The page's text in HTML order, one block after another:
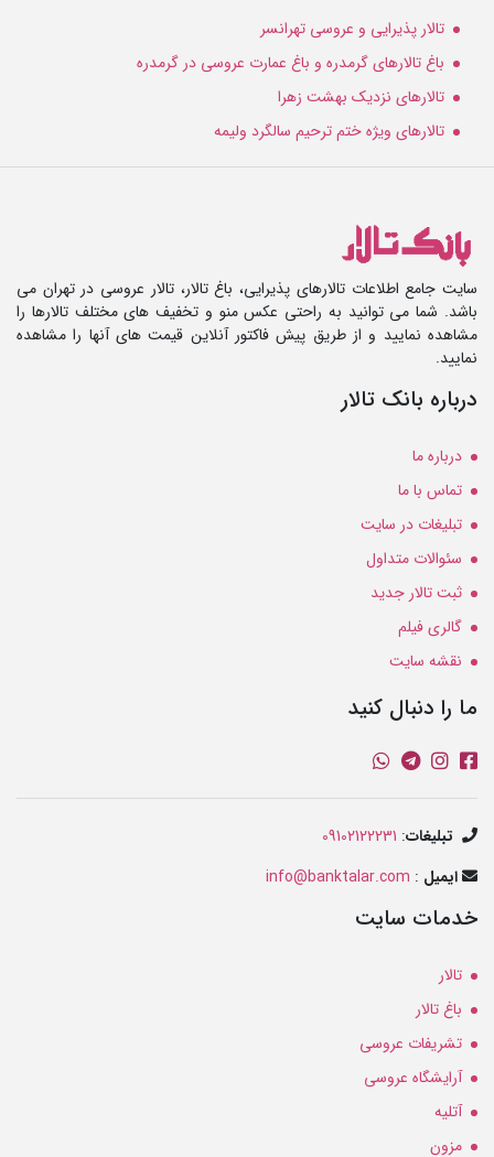
تالار پذیرایی و عروسی تهرانسر
باغ تالارهای گرمدره و باغ عمارت عروسی در گرمدره
تالارهای نزدیک بهشت زهرا
تالارهای ویژه ختم ترحیم سالگرد ولیمه
سایت جامع اطلاعات تالارهای پذیرایی، باغ تالار، تالار عروسی در تهران می
باشد. شما می توانید به راحتی عکس منو و تخفیف های مختلف تالارها را
مشاهده نمایید و از طریق پیش فاکتور آنلاین قیمت های آنها را مشاهده
نمایید.
درباره بانک تالار
درباره ما
تماس با ما
تبلیغات در سایت
سئوالات متداول
ثبت تالار جدید
گالری فیلم
نقشه سایت
ما را دنبال کنید
تبلیغات:
09102122231
ایمیل :
info@banktalar.com
خدمات سایت
تالار
باغ تالار
تشریفات عروسی
آرایشگاه عروسی
آتلیه
مزون